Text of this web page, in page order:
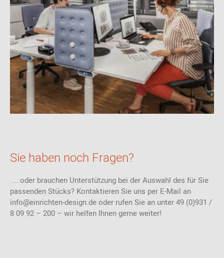
Sie haben noch Fragen?
... oder brauchen Unterstützung bei der Auswahl des für Sie
passenden Stücks? Kontaktieren Sie uns per E-Mail an
info@einrichten-design.de oder rufen Sie an unter 49 (0)931 /
8 09 92 – 200 – wir helfen Ihnen gerne weiter!